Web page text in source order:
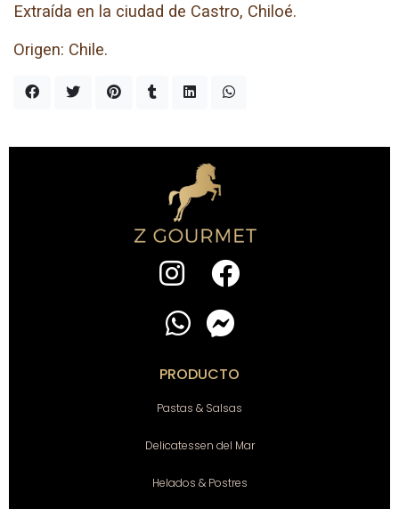
Extraída en la ciudad de Castro, Chiloé.
Origen: Chile.
PRODUCTO
Pastas & Salsas
Delicatessen del Mar
Helados & Postres